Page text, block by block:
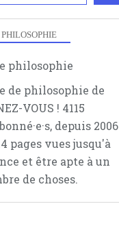
de philosophie de
VOUS ! 4115
depuis 2006
pages vues jusqu'à
et être apte à un
de choses.